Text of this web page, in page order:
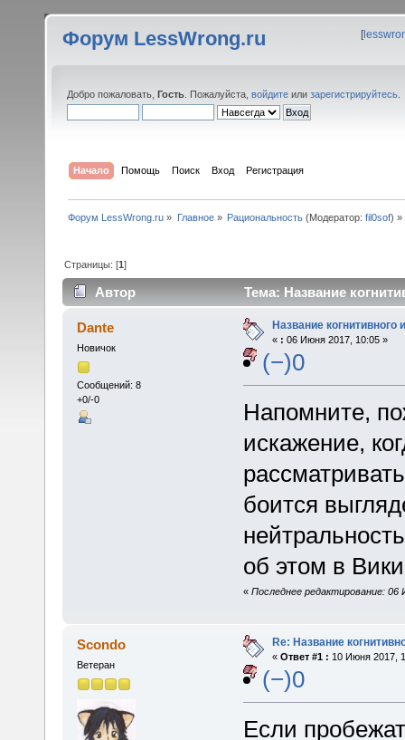
Форум LessWrong.ru [
Добро пожаловать, Гость . Пожалуйста, войдите или зарегистрируйтесь
Начало Помощь Поиск Вход Регистрация
Форум LessWrong.ru » Главное» Рациональность(Модератор: fil0sof) »
Страницы: [1]
Автор Тема: Название
Dante
Новичок
Сообщений: 8
+0/-0
Название когнитивного
« : 06 Июня 2017, 10:05 »
(−)0
Напомните,
искажение,
боится
об этом в
« Последнее редактирование: 06
Scondo
Ветеран
Re: Название
« Ответ #1 : 10 Июня 2017,
(−)0
Если